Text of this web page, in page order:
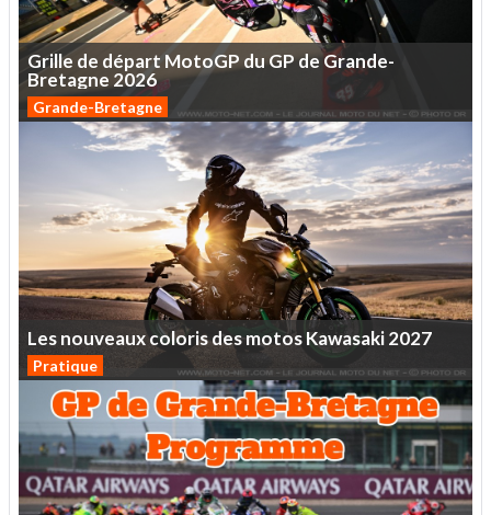
Grille de départ MotoGP duGPdeGrande-
Bretagne 2026
Grande-Bretagne
LesnouveauxcolorisdesmotosKawasaki2027
Pratique